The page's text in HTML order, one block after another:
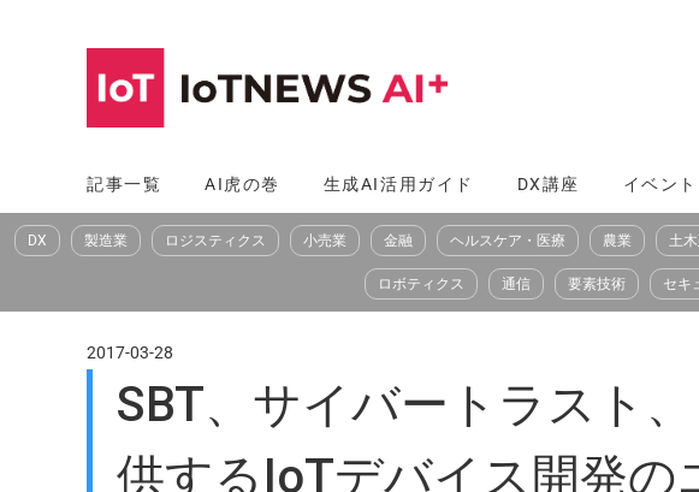
へ
ス
記事一覧 AI虎の巻 生成AI活用ガイド DX講座 イベント
DX 製造業 ロジスティクス 小売業 金融 ヘルスケア・医療 農業 土
ロボティクス 通信 要素技術 セキ
2017-03-28
SBT、サイバートラスト
供するIoTデバイス開発の